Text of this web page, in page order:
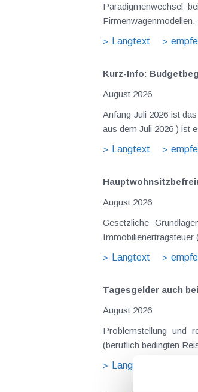
Paradigmenwechsel bei der Besteuerung von E-
Langtext
Kurz-Info:
August 2026
Anfang Juli 2026 ist
Langtext
August 2026
Gesetzliche Grundlagen der Hauptwohnsitzbefreiung Eine
Immobilienertragsteuer
Langtext
Tagesgelder auch
August 2026
Problemstellung und rechtlicher Hintergrund Tagesgelder sollen
(beruflich bedingten
Langtext